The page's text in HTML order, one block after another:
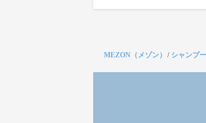
MEZON（メゾン） / シャンプ